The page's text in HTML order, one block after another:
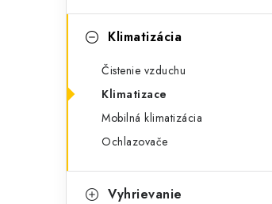
Klimatizácia
Čistenie vzduchu
Klimatizace
Mobilná klimatizácia
Ochlazovače
Vyhrievanie